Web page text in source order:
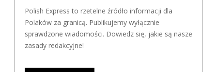
Polish Express to rzetelne źródło informacji dla
Polaków za granicą. Publikujemy wyłącznie
sprawdzone wiadomości. Dowiedz się, jakie są nasze
zasady redakcyjne!